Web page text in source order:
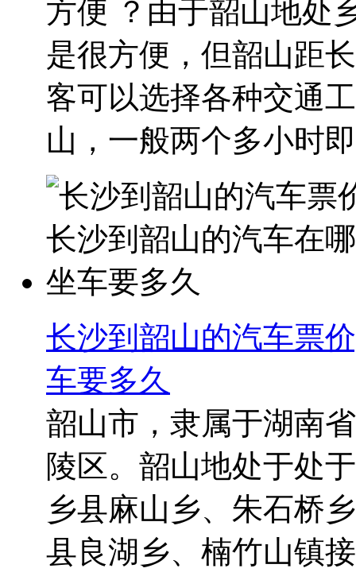
方便 ？由于韶山地处
是很方便，但韶山距
客可以选择各种交通
山，一般两个多小时
长沙到韶山的汽车票
车要多久
韶山市，隶属于湖南
陵区。韶山地处于处
乡县麻山乡、朱石桥
县良湖乡、楠竹山镇